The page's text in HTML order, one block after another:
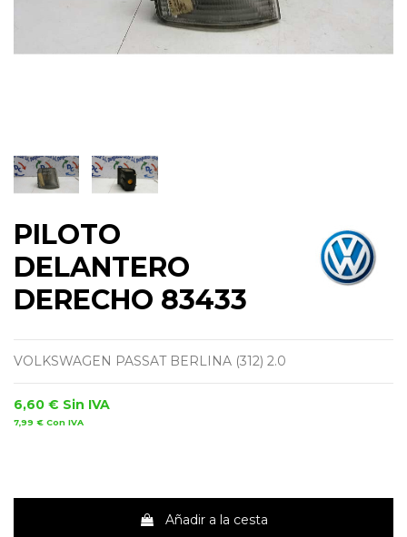
PILOTO
DELANTERO
DERECHO 83433
VOLKSWAGEN PASSAT BERLINA (312) 2.0
6,60 € Sin IVA
7,99 € Con IVA
Añadir a la cesta